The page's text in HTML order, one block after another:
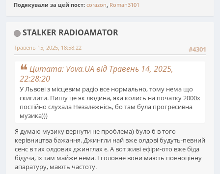
Подякували за цей пост: corazon Roman3101
STALKER RADIOAMATOR
#4301
Травень 15, 2025, 18:58:22
Цитата: Vova.UA від Травень 14, 2025,
22:28:20
У Львові з місцевим радіо все нормально, тому нема що
скиглити. Пишу це як людина, яка колись на початку 2000х
постійно слухала Незалежнісь, бо там була прогресивна
музика)))
Я думаю музику вернути не проблема) було б в того
керівництва бажання. Джингли най вже олдові будуть-певний
сенс в тих олдових джинглах є. А вот живі ефіри-ото вже біда
бідуча, їх там майже нема. І головне вони мають повноцінну
апаратуру, мають частоту.